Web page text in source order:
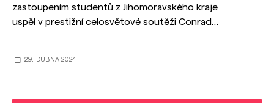
zastoupením studentů z Jihomoravského kraje
uspěl v prestižní celosvětové soutěži Conrad
29. DUBNA 2024